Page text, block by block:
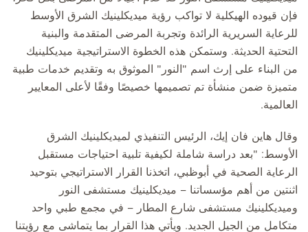
فإن قيوده الهيكلية لا تواكب رؤية ميديكلينيك الشرق الأوسط
للرعاية السريرية الرائدة وتجربة المرضى المتقدمة والبنية
التحتية الحديثة. وستمكن هذه الخطوة الاستراتيجية ميديكلينيك
من البناء على إرث اسم "النور" الموثوق به وتقديم خدمات طبية
متميزة ضمن منشأة تم تصميمها خصيصًا وفقًا لأعلى المعايير
العالمية.
وقال هاين فان إيك، الرئيس التنفيذي لميديكلينيك الشرق
الأوسط: "بعد دراسة شاملة لكيفية تلبية احتياجات مستقبل
الرعاية الصحية في أبوظبي، اتخذنا القرار الاستراتيجي بتوحيد
اثنتين من أهم مؤسساتنا – ميديكلينيك مستشفى النور
وميديكلينيك مستشفى شارع المطار – في مجمع طبي واحد
متكامل من الجيل الجديد. ويأتي هذا القرار بما يتماشى مع رؤيتنا